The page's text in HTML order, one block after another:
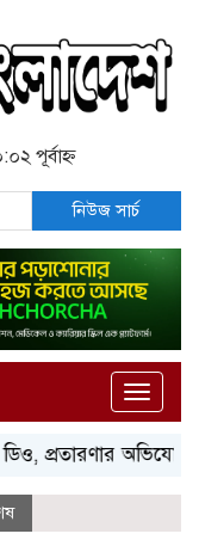
পূর্বাহ্ন
নিউজ সার্চ
Toggle
অভিযোগে